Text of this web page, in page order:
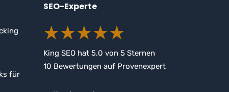
für
SEO-Experte
King SEO hat 5.0 von 5Sternen
10 Bewertungen auf Provenexpert